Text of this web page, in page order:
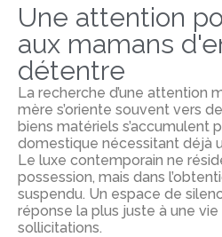
Une attention
aux mamans
détentre
La recherche d’une attention
mère s’oriente souvent vers
biens matériels s’accumulent
domestique nécessitant déjà
Le luxe contemporain ne
possession, mais dans
suspendu. Un espace de
réponse la plus juste à une
sollicitations.